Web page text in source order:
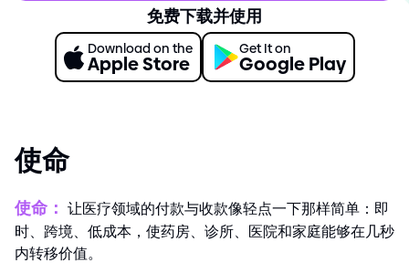
免费下载并使用
Download on the
Apple Store
Get It on
Google Play
使命
使命： 让医疗领域的付款与收款像轻点一下那样简单：即
时、跨境、低成本，使药房、诊所、医院和家庭能够在几秒
内转移价值。